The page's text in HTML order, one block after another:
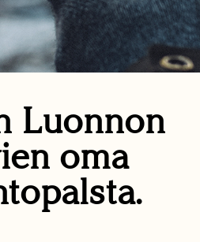
Luonnon
oma